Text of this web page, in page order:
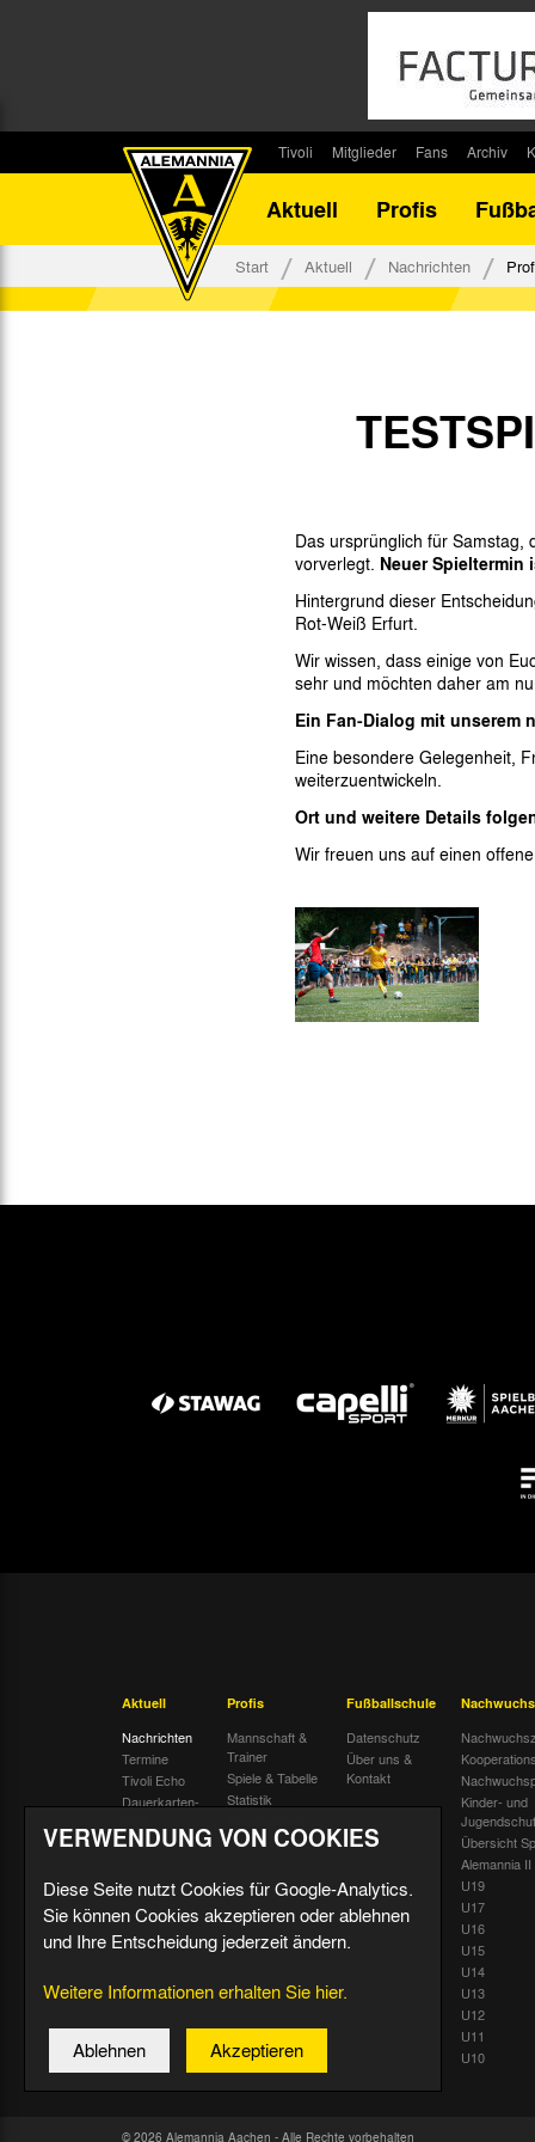
Tivoli
Stadionsprecher
Akkreditierungen
Gegen Rechtsextremismus am Tivoli
Mitglieder
Kontakt
Fans
Fanbeirat
Fan-Klubs
Archiv
Bilanz
Aktuell Profis
Start Aktuell Nachrichten
Das ursprünglich für Samstag,
vorverlegt. Neuer Spieltermin
Hintergrund dieser
Rot-Weiß Erfurt.
Wir wissen, dass einige von
sehr und möchten daher am
Ein Fan-Dialog mit unserem
Eine besondere Gelegenheit,
weiterzuentwickeln.
Ort und weitere Details
Wir freuen uns auf einen
Aktuell
Nachrichten
Termine
Tivoli Echo
Dauerkarten-
Radiostream
Profis
Mannschaft &
Trainer
Spiele & Tabelle
Statistik
Geburtstage
Fußballschule
Datenschutz
Über uns &
Kontakt
Nachwuchs
Kinder- und
Übersicht
Alemannia II
U19
U17
U16
U15
U14
U13
U12
U11
U10
© 2026 Alemannia Aachen - Alle Rechte vorbehalten
VERWENDUNG VON COOKIES
Diese Seite nutzt Cookies für Google-Analytics.
Sie können Cookies akzeptieren oder ablehnen
und Ihre Entscheidung jederzeit ändern.
Weitere Informationen erhalten Sie hier.
Ablehnen Akzeptieren